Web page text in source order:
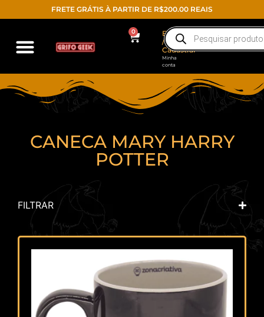
FRETE GRÁTIS À PARTIR DE R$200.00 REAIS
0
Entrar
/
Cadastrar
Minha
conta
CANECA MARY HARRY
POTTER
FILTRAR